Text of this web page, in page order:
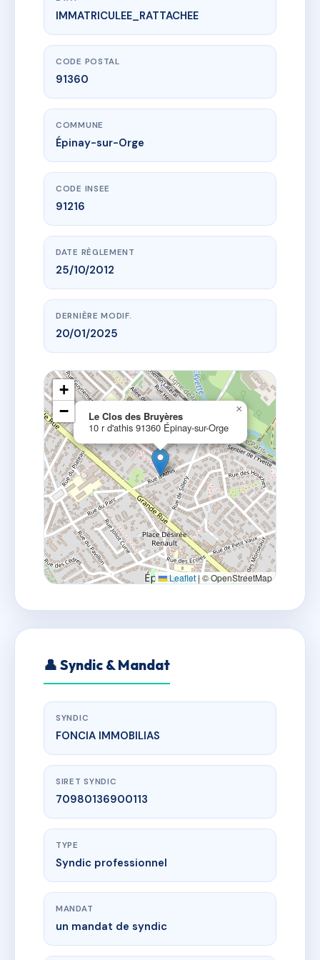
www.vme.plus/AC6670897
Le Clos des Bruyères
10 r d'athis91360 Épinay-sur-Orge
IMMATRICULEE_RATTACHEE
CODE POSTAL
91360
COMMUNE
Épinay-sur-Orge
CODE INSEE
91216
DATE RÈGLEMENT
25/10/2012
DERNIÈRE MODIF.
20/01/2025
Le Clos des Bruyères
10 r d'athis 91360 Épinay-sur-Orge
×
+
−
Leaflet|© OpenStreetMap
👤 Syndic & Mandat
SYNDIC
FONCIA IMMOBILIAS
SIRET SYNDIC
70980136900113
TYPE
Syndic professionnel
MANDAT
un mandat de syndic